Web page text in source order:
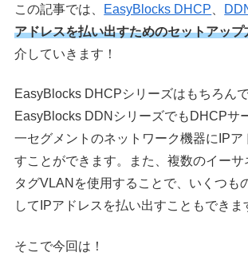
この記事では、 EasyBlocks DHCP
アドレスを払い出すためのセットアップ
介していきます！
EasyBlocks DHCPシリーズはもちろんで
EasyBlocks DDNシリーズでもDHCPサ
一セグメントのネットワーク機器にIPア
すことができます。また、複数のイー
タグVLANを使用することで、いくつも
してIPアドレスを払い出すこともできま
そこで今回は！